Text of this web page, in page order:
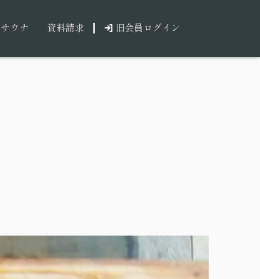
サウナ 資料請求 旧会員ログイン